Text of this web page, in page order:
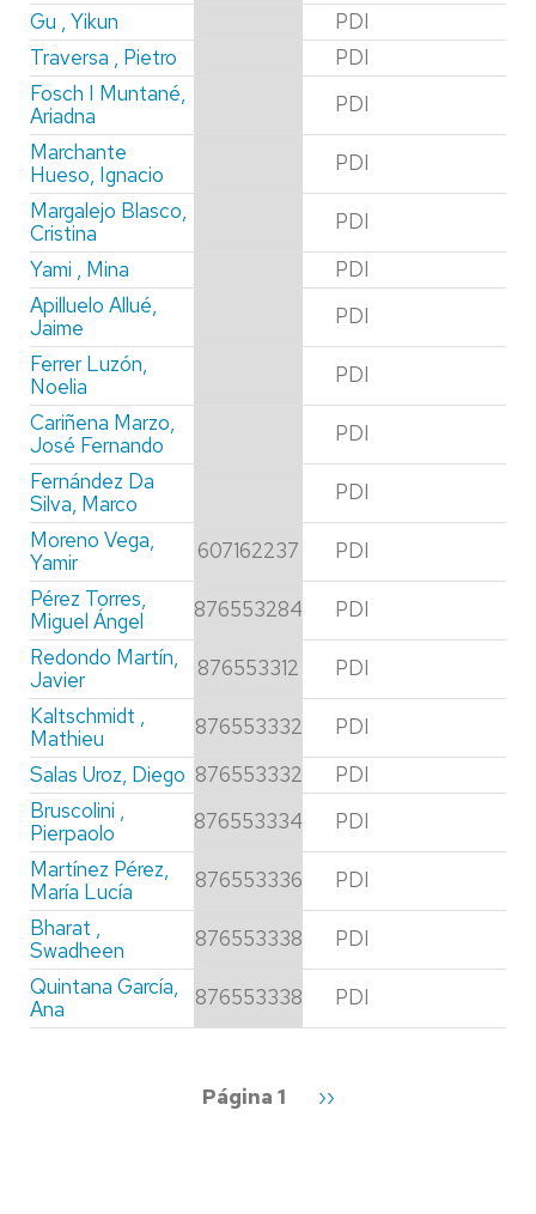
Gu , Yikun
PDI
Traversa , Pietro
PDI
Fosch I Muntané,
Ariadna
PDI
Marchante
Hueso, Ignacio
PDI
Margalejo Blasco,
Cristina
PDI
Yami , Mina
PDI
Apilluelo Allué,
Jaime
PDI
Ferrer Luzón,
Noelia
PDI
Cariñena Marzo,
José Fernando
PDI
Fernández Da
Silva, Marco
PDI
Moreno Vega,
Yamir
607162237
PDI
Pérez Torres,
Miguel Ángel
876553284
PDI
Redondo Martín,
Javier
876553312
PDI
Kaltschmidt ,
Mathieu
876553332
PDI
Salas Uroz, Diego 876553332
PDI
Bruscolini ,
Pierpaolo
876553334
PDI
Martínez Pérez,
María Lucía
876553336
PDI
Bharat ,
Swadheen
876553338
PDI
Quintana García,
Ana
876553338
PDI
Página 1
Siguiente
››